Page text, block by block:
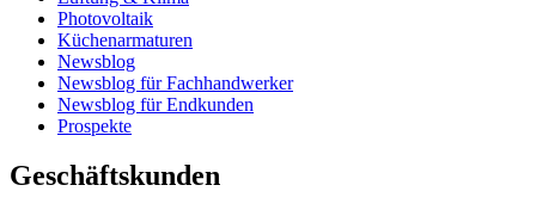
Photovoltaik
Küchenarmaturen
Newsblog
Newsblog für Fachhandwerker
Newsblog für Endkunden
Prospekte
Geschäftskunden